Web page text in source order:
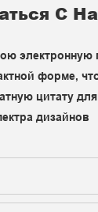
С
электронную
форме,
цитату
дизайнов